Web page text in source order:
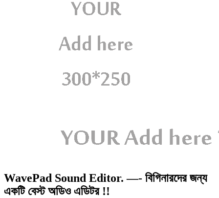
WavePad Sound Editor. —- বিগিনারদের জন্য
একটি বেস্ট অডিও এডিটর !!